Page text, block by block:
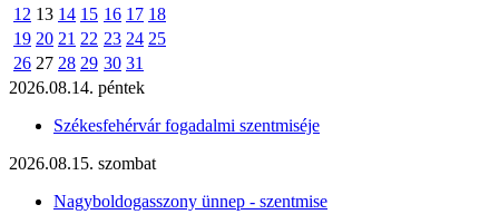
12 13 14 15 16 17 18
19 20 21 22 23 24 25
26 27 28 29 30 31
2026.08.14. péntek
Székesfehérvár fogadalmi szentmiséje
2026.08.15. szombat
Nagyboldogasszony ünnep - szentmise